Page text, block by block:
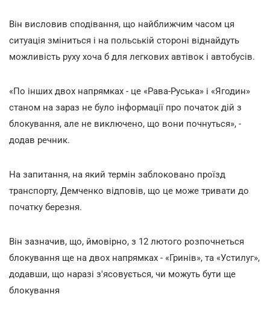
Він висловив сподівання, що найближчим часом ця
ситуація зміниться і на польській стороні віднайдуть
можливість руху хоча б для легкових автівок і автобусів.
«По інших двох напрямках - це «Рава-Руська» і «Ягодин»
станом на зараз не було інформації про початок дій з
блокування, але не виключено, що вони почнуться», -
додав речник.
На запитання, на який термін заблоковано проїзд
транспорту, Демченко відповів, що це може тривати до
початку березня.
Він зазначив, що, ймовірно, з 12 лютого розпочнеться
блокування ще на двох напрямках - «Гринів», та «Устилуг»,
додавши, що наразі з'ясовується, чи можуть бути ще
блокування